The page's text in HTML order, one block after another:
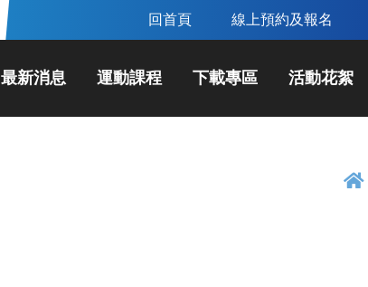
回首頁 線上預約及報名
最新消息 運動課程 下載專區 活動花絮